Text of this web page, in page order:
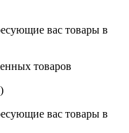
вас товары в
товаров
вас товары в